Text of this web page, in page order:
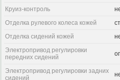
Круиз-контроль
Отделка рулевого колеса кожей
Отделка сидений кожей
Электропривод регулировки
передних сидений
Электропривод регулировки задних
сидений